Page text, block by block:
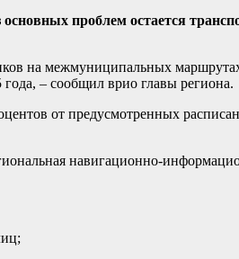
проблем остается
на межмуниципальных
– сообщил врио главы региона.
от предусмотренных
в
навигационно-